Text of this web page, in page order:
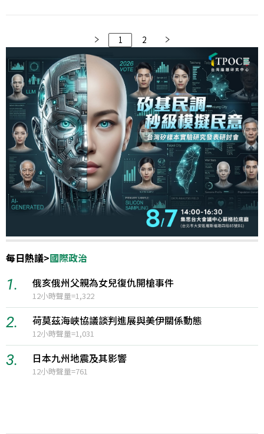
策推動、爭議事件與真實民意之間的差異。數據顯示，嘉義
市在交通形象上獲得最高好感，反觀臺中市雖聲量高居前
二，卻是好感度最低的城市，顯示交通議題已成為當地民怨
核心。
1 2
每日熱議>國際政治
1. 俄亥俄州父親為女兒復仇開槍事件
12小時聲量=1,322
2. 荷莫茲海峽協議談判進展與美伊關係動態
12小時聲量=1,031
3. 日本九州地震及其影響
12小時聲量=761